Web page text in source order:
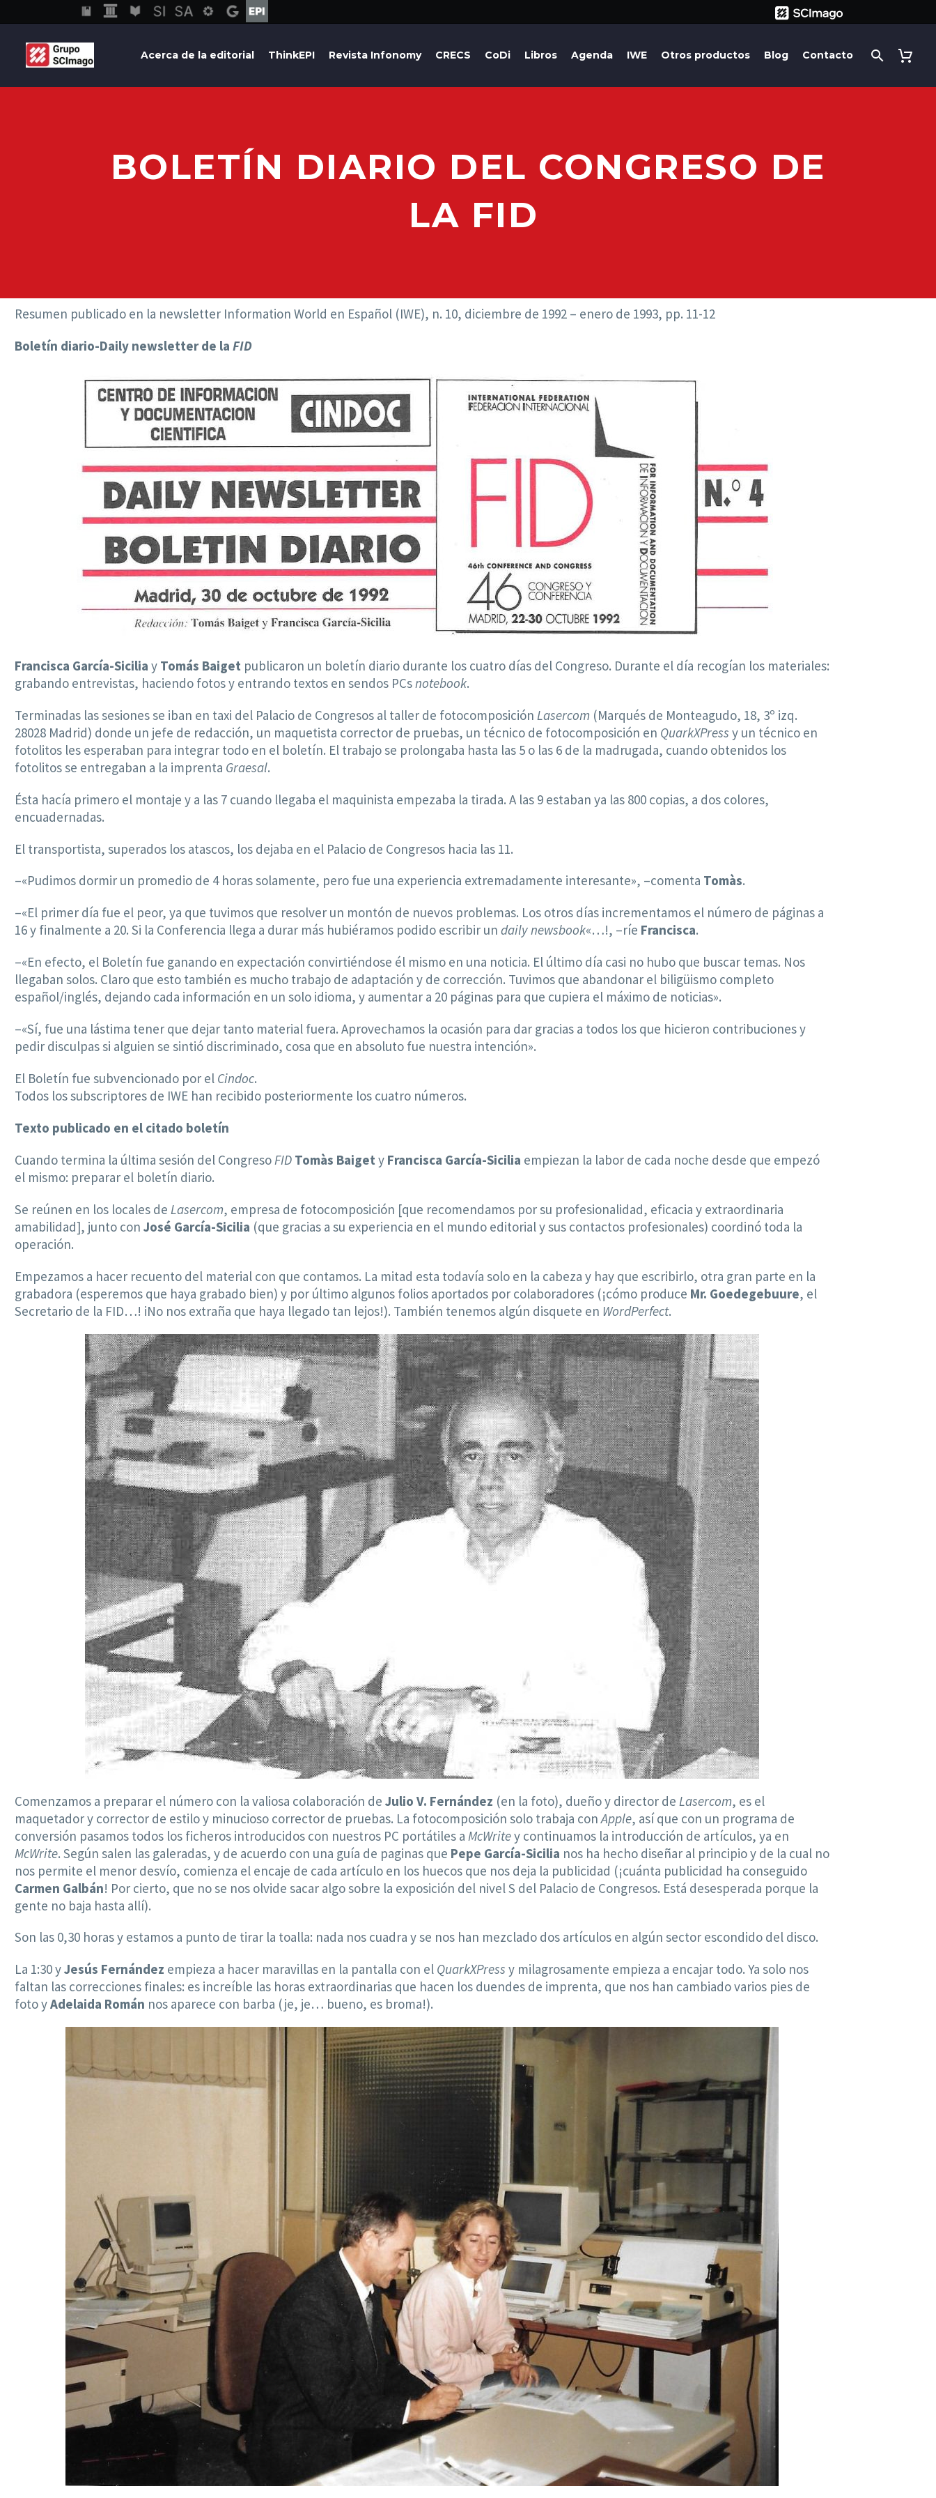
Acerca de la editorial ThinkEPI Revista Infonomy CRECS CoDi Libros Agenda IWE Otros productos Blog Contacto
BOLETÍN DIARIO DEL CONGRESO DE
LA FID
Resumen publicado en la newsletter Information World en Español (IWE), n. 10, diciembre de 1992 – enero de 1993, pp. 11-12
Boletín diario-Daily newsletter de la FID
Francisca García-Sicilia y Tomás Baiget publicaron un boletín diario durante los cuatro días del Congreso. Durante el día recogían los materiales:
grabando entrevistas, haciendo fotos y entrando textos en sendos PCsnotebook.
Terminadas las sesiones se iban en taxi del Palacio de Congresos al taller de fotocomposición Lasercom (Marqués de Monteagudo, 18, 3º izq.
28028 Madrid) donde un jefe de redacción, un maquetista corrector de pruebas, un técnico de fotocomposición en QuarkXPress y un técnico en
fotolitos les esperaban para integrar todo en el boletín. El trabajo se prolongaba hasta las 5 o las 6 de la madrugada, cuando obtenidos los
fotolitos se entregaban a la imprenta Graesal.
Ésta hacía primero el montaje y a las 7 cuando llegaba el maquinista empezaba la tirada. A las 9 estaban ya las 800 copias, a dos colores,
encuadernadas.
El transportista, superados los atascos, los dejaba en el Palacio de Congresos hacia las 11.
–«Pudimos dormir un promedio de 4 horas solamente, pero fue una experiencia extremadamente interesante», –comenta Tomàs.
–«El primer día fue el peor, ya que tuvimos que resolver un montón de nuevos problemas. Los otros días incrementamos el número de páginas a
16 y finalmente a 20. Si la Conferencia llega a durar más hubiéramos podido escribir un daily newsbook«…!, –ríe Francisca.
–«En efecto, el Boletín fue ganando en expectación convirtiéndose él mismo en una noticia. El último día casi no hubo que buscar temas. Nos
llegaban solos. Claro que esto también es mucho trabajo de adaptación y de corrección. Tuvimos que abandonar el biligüismo completo
español/inglés, dejando cada información en un solo idioma, y aumentar a 20 páginas para que cupiera el máximo de noticias».
–«Sí, fue una lástima tener que dejar tanto material fuera. Aprovechamos la ocasión para dar gracias a todos los que hicieron contribuciones y
pedir disculpas si alguien se sintió discriminado, cosa que en absoluto fue nuestra intención».
El Boletín fue subvencionado por el Cindoc.
Todos los subscriptores de IWE han recibido posteriormente los cuatro números.
Texto publicado en el citado boletín
Cuando termina la última sesión del Congreso FID Tomàs Baiget y Francisca García-Sicilia empiezan la labor de cada noche desde que empezó
el mismo: preparar el boletín diario.
Se reúnen en los locales de Lasercom, empresa de fotocomposición [que recomendamos por su profesionalidad, eficacia y extraordinaria
amabilidad], junto con José García-Sicilia (que gracias a su experiencia en el mundo editorial y sus contactos profesionales) coordinó toda la
operación.
Empezamos a hacer recuento del material con que contamos. La mitad esta todavía solo en la cabeza y hay que escribirlo, otra gran parte en la
grabadora (esperemos que haya grabado bien) y por último algunos folios aportados por colaboradores (¡cómo produce Mr. Goedegebuure, el
Secretario de la FID…! iNo nos extraña que haya llegado tan lejos!). También tenemos algún disquete en WordPerfect.
Comenzamos a preparar el número con la valiosa colaboración de Julio V. Fernández (en la foto), dueño y director de Lasercom, es el
maquetador y corrector de estilo y minucioso corrector de pruebas. La fotocomposición solo trabaja conApple, así que con un programa de
conversión pasamos todos los ficheros introducidos con nuestros PC portátiles a McWritey continuamos la introducción de artículos, ya en
McWrite. Según salen las galeradas, y de acuerdo con una guía de paginas que Pepe García-Sicilia nos ha hecho diseñar al principio y de la cual no
nos permite el menor desvío, comienza el encaje de cada artículo en los huecos que nos deja la publicidad (¡cuánta publicidad ha conseguido
Carmen Galbán! Por cierto, que no se nos olvide sacar algo sobre la exposición del nivel S del Palacio de Congresos. Está desesperada porque la
gente no baja hasta allí).
Son las 0,30 horas y estamos a punto de tirar la toalla: nada nos cuadra y se nos han mezclado dos artículos en algún sector escondido del disco.
La 1:30 yJesús Fernández empieza a hacer maravillas en la pantalla con el QuarkXPress y milagrosamente empieza a encajar todo. Ya solo nos
faltan las correcciones finales: es increíble las horas extraordinarias que hacen los duendes de imprenta, que nos han cambiado varios pies de
foto yAdelaida Román nos aparece con barba (je, je… bueno, es broma!).